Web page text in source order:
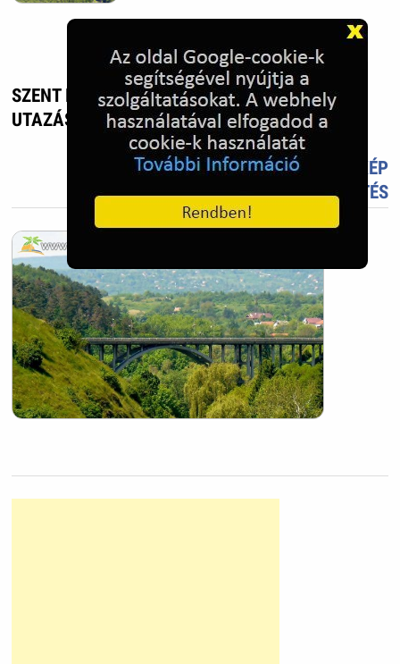
SZENT ISTVÁN VÖLGYHÍD - VESZPRÉM -
UTAZÁS, ÉLMÉNY
TETSZIK?TÖLTS FEL FOTÓT TE IS!
ÚJ KÉP
FELTÖLTÉS